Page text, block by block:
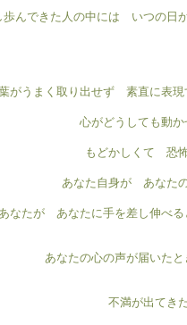
んできた人の中には いつの日
がうまく取り出せず 素直に表現
心がどうしても動
もどかしくて 恐
あなた自身が あなた
なたが あなたに手を差し伸
あなたの心の声が届いた
不満が出てき